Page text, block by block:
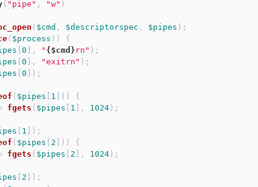
( "pipe" , "w" )
( $cmd , $descriptorspec , $pipes );
( $process )) {
0 ], " {$cmd} rn" );
0 ], "exitrn" );
0 ]);
( $pipes 1 ])) {
fgets ( $pipes 1 ], 1024 );
1 ]);
( $pipes 2 ])) {
fgets ( $pipes 2 ], 1024 );
2 ]);